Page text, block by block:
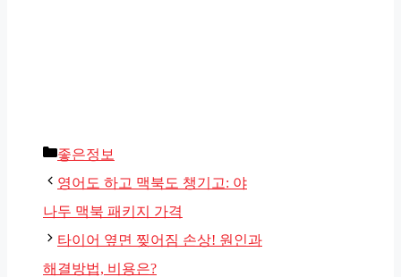
카
테
고
리
좋은정보
영어도 하고 맥북도 챙기고: 야
나두 맥북 패키지 가격
타이어 옆면 찢어짐 손상! 원인과
해결방법, 비용은?